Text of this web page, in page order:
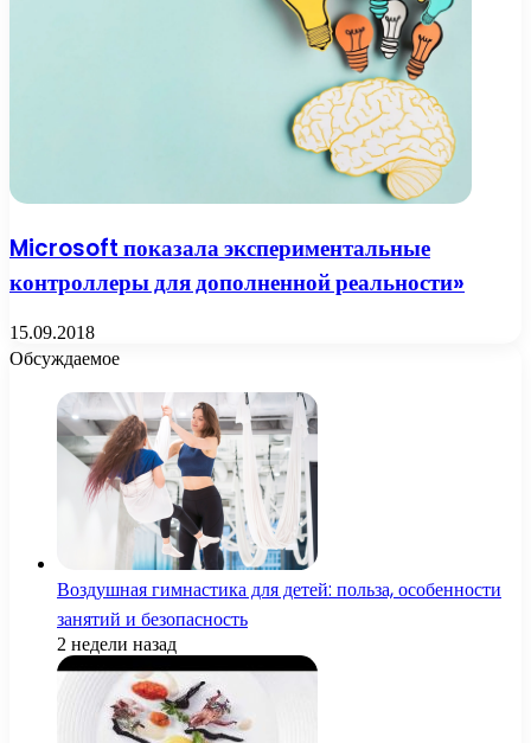
Microsoft показала экспериментальные
контроллеры для дополненной реальности»
15.09.2018
Обсуждаемое
Воздушная гимнастика для детей: польза, особенности
занятий и безопасность
2 недели назад